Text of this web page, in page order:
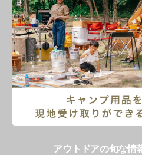
アウトドアの旬な情